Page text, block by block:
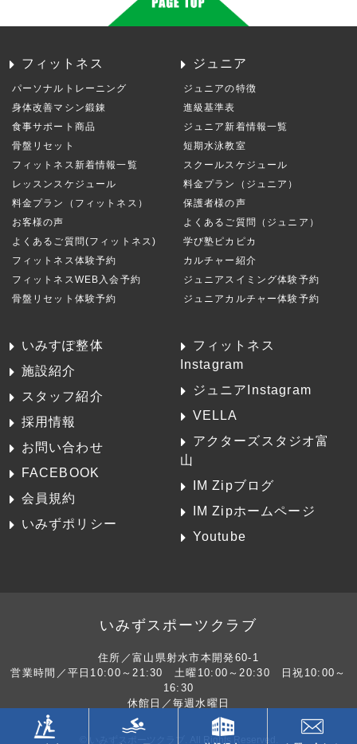
フィットネス
パーソナルトレーニング
身体改善マシン鍛錬
食事サポート商品
骨盤リセット
フィットネス新着情報一覧
レッスンスケジュール
料金プラン（フィットネス）
お客様の声
よくあるご質問(フィットネス)
フィットネス体験予約
フィットネスWEB入会予約
骨盤リセット体験予約
ジュニア
ジュニアの特徴
進級基準表
ジュニア新着情報一覧
短期水泳教室
スクールスケジュール
料金プラン（ジュニア）
保護者様の声
よくあるご質問（ジュニア）
学び塾ピカピカ
カルチャー紹介
ジュニアスイミング体験予約
ジュニアカルチャー体験予約
いみすぽ整体
施設紹介
スタッフ紹介
採用情報
お問い合わせ
FACEBOOK
会員規約
いみずポリシー
フィットネス
Instagram
ジュニアInstagram
VELLA
アクターズスタジオ富
山
IM Zipブログ
IM Zipホームページ
Youtube
いみずスポーツクラブ
住所／富山県射水市本開発60-1
営業時間／平日10:00～21:30 土曜10:00～20:30 日祝10:00～
16:30
休館日／毎週水曜日